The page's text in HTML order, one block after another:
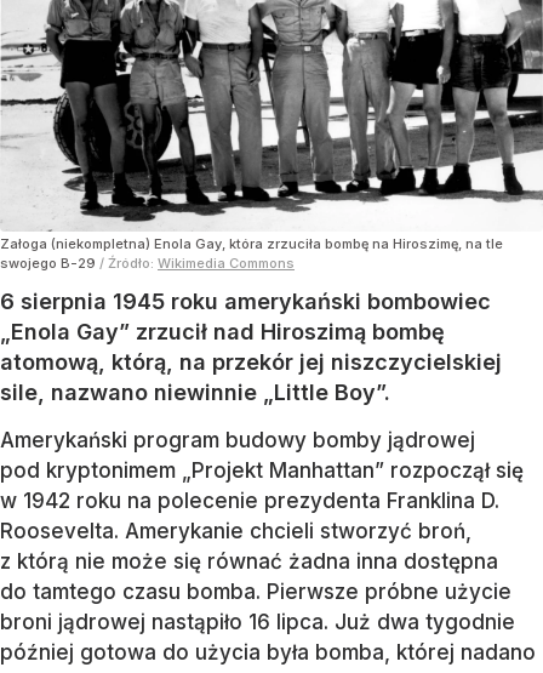
Załoga (niekompletna) Enola Gay, która zrzuciła bombę na Hiroszimę, na tle
swojego B-29 / Źródło: Wikimedia Commons
6 sierpnia 1945 roku amerykański bombowiec
„Enola Gay” zrzucił nad Hiroszimą bombę
atomową, którą, na przekór jej niszczycielskiej
sile, nazwano niewinnie „Little Boy”.
Amerykański program budowy bomby jądrowej
pod kryptonimem „Projekt Manhattan” rozpoczął się
w 1942 roku na polecenie prezydenta Franklina D.
Roosevelta. Amerykanie chcieli stworzyć broń,
z którą nie może się równać żadna inna dostępna
do tamtego czasu bomba. Pierwsze próbne użycie
broni jądrowej nastąpiło 16 lipca. Już dwa tygodnie
później gotowa do użycia była bomba, której nadano